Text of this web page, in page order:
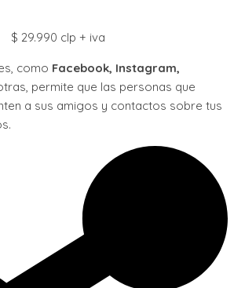
$ 29.990 clp + iva
como Facebook, Instagram,
permite que las personas que
a sus amigos y contactos sobre tus